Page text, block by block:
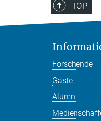
TOP
Forschende
Gäste
Alumni